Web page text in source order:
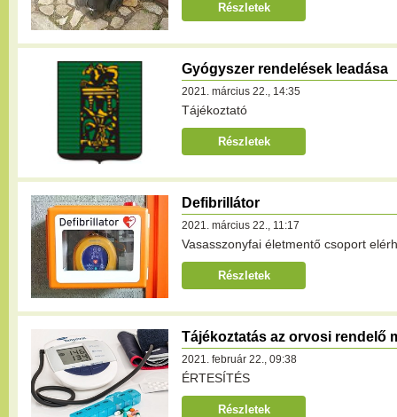
Részletek
Gyógyszer rendelések leadása
2021. március 22., 14:35
Tájékoztató
Részletek
Defibrillátor
2021. március 22., 11:17
Vasasszonyfai életmentő csoport
Részletek
Tájékoztatás az orvosi rendelő
2021. február 22., 09:38
ÉRTESÍTÉS
Részletek